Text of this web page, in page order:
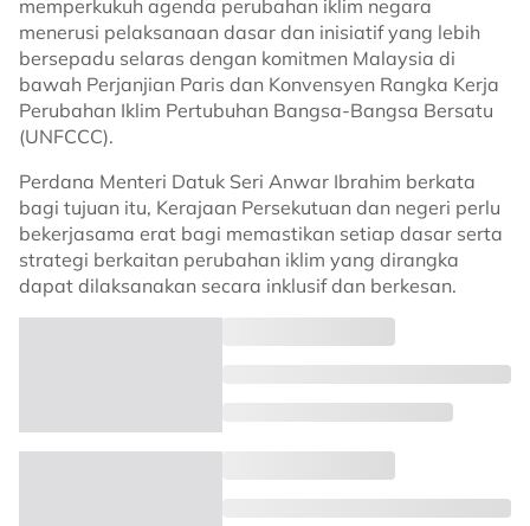
memperkukuh agenda perubahan iklim negara
menerusi pelaksanaan dasar dan inisiatif yang lebih
bersepadu selaras dengan komitmen Malaysia di
bawah Perjanjian Paris dan Konvensyen Rangka Kerja
Perubahan Iklim Pertubuhan Bangsa-Bangsa Bersatu
(UNFCCC).
Perdana Menteri Datuk Seri Anwar Ibrahim berkata
bagi tujuan itu, Kerajaan Persekutuan dan negeri perlu
bekerjasama erat bagi memastikan setiap dasar serta
strategi berkaitan perubahan iklim yang dirangka
dapat dilaksanakan secara inklusif dan berkesan.